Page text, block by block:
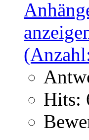
Hits: